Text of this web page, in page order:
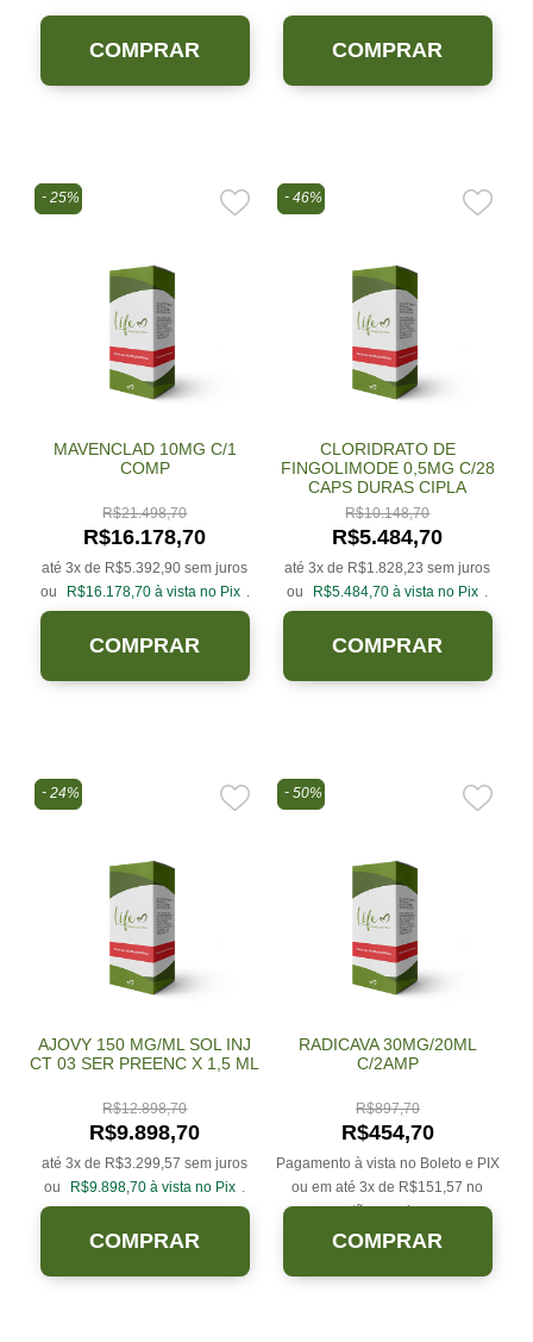
COMPRAR COMPRAR
25%
MAVENCLAD 10MG C/1
COMP
R$21.498,70
R$16.178,70
até 3x de R$5.392,90 sem juros
ou
R$16.178,70à vista no Pix .
COMPRAR
46%
CLORIDRATO DE
FINGOLIMODE 0,5MG C/28
CAPS DURAS CIPLA
R$10.148,70
R$5.484,70
até 3x de R$1.828,23 sem juros
ou
R$5.484,70 à vista no Pix .
COMPRAR
24%
AJOVY 150 MG/ML SOL INJ
CT 03 SER PREENC X 1,5 ML
R$12.898,70
R$9.898,70
até 3x de R$3.299,57 sem juros
ou
R$9.898,70 à vista no Pix .
COMPRAR
50%
RADICAVA 30MG/20ML
C/2AMP
R$897,70
R$454,70
Pagamento à vista no Boleto e PIX
ou em até 3x de R$151,57 no
cartão sem juros.
COMPRAR